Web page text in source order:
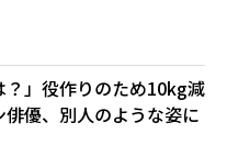
？」役作りのため10kg減
優、別人のような姿に